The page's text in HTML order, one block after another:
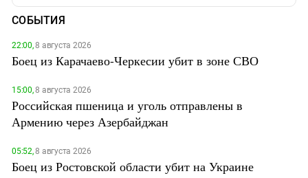
СОБЫТИЯ
22:00,8 августа 2026
Боец из Карачаево-Черкесии убит в зоне СВО
15:00,8 августа 2026
Российская пшеница и уголь отправлены в
Армению через Азербайджан
05:52,8 августа 2026
Боец из Ростовской области убит на Украине